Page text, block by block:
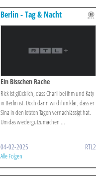
Berlin - Tag & Nacht
Ein Bisschen Rache
Rick ist glücklich, dass Charli bei ihm und Katy
in Berlin ist. Doch dann wird ihm klar, dass er
Sina in den letzten Tagen vernachlässigt hat.
Um das wiedergutzumachen ...
04-02-2025 RTL2
Alle Folgen